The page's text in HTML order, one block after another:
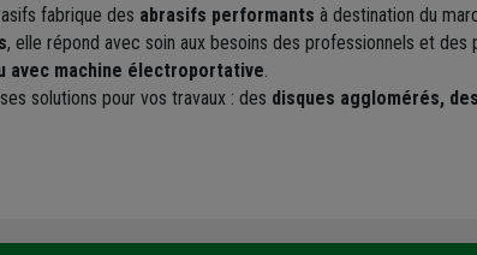
fabrique des abrasifs performants à destination du
, elle répond avec soin aux besoins des professionnels et des
avec machine électroportative.
solutions pour vos travaux : des disques agglomérés,